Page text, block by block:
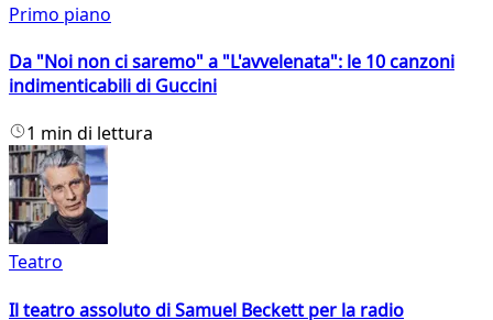
Primo piano
Da "Noi non ci saremo" a "L'avvelenata": le 10 canzoni
indimenticabili di Guccini
1 min di lettura
Teatro
Il teatro assoluto di Samuel Beckett per la radio